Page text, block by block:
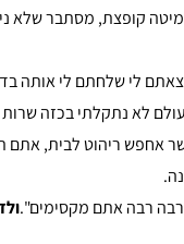
קופצת, מסתבר שלא
לי שלחתם לי אותה
לא נתקלתי בכזה
אחפש ריהוט לבית, אתם
רבה אתם מקסימים".